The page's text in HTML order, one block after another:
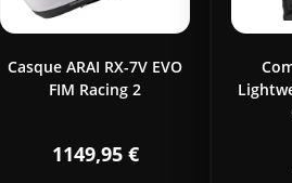
Casque ARAI RX-7V EVO
FIM Racing 2
1149,95 €